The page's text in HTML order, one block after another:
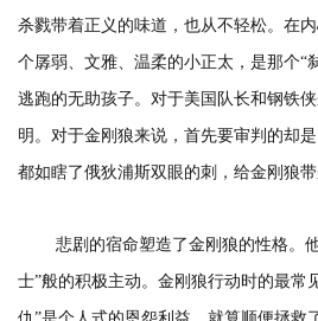
杀戮带着正义的味道，也从不轻松。在
个孱弱、文雅、温柔的小正太，是那个“
逃跑的无助孩子。对于美国队长和钢铁
明。对于金刚狼来说，首先要审判的却是
都如瞎了俄狄浦斯双眼的刺，给金刚狼带
悲剧的宿命塑造了金刚狼的性格。
士”般的积极主动。金刚狼行动时的最常